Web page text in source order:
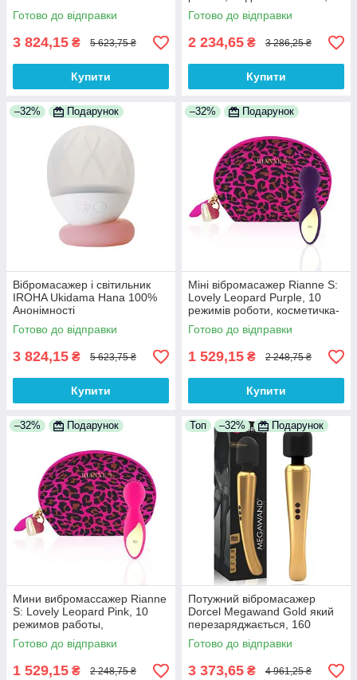
Готово до відправки
3 824,15 ₴ 5 623,75 ₴
Купити
подарункова упаковка 100%
Анонімності
Готово до відправки
2 234,65 ₴ 3 286,25 ₴
Купити
–32% Подарунок
Вібромасажер і світильник
IROHA Ukidama Hana 100%
Анонімності
Готово до відправки
3 824,15 ₴ 5 623,75 ₴
Купити
–32% Подарунок
Міні вібромасажер Rianne S:
Lovely Leopard Purple, 10
режимів роботи, косметичка-
чохол, мед.силікон 100%
Анонімності
Готово до відправки
1 529,15 ₴ 2 248,75 ₴
Купити
–32% Подарунок
Мини вибромассажер Rianne
S: Lovely Leopard Pink, 10
режимов работы,
косметичка-чехол,
мед.силикон 100%
Готово до відправки
1 529,15 ₴ 2 248,75 ₴
Топ –32% Подарунок
Потужний вібромасажер
Dorcel Megawand Gold який
перезаряджається, 160
режимів, гнучка силіконова
голівка
Готово до відправки
3 373,65 ₴ 4 961,25 ₴